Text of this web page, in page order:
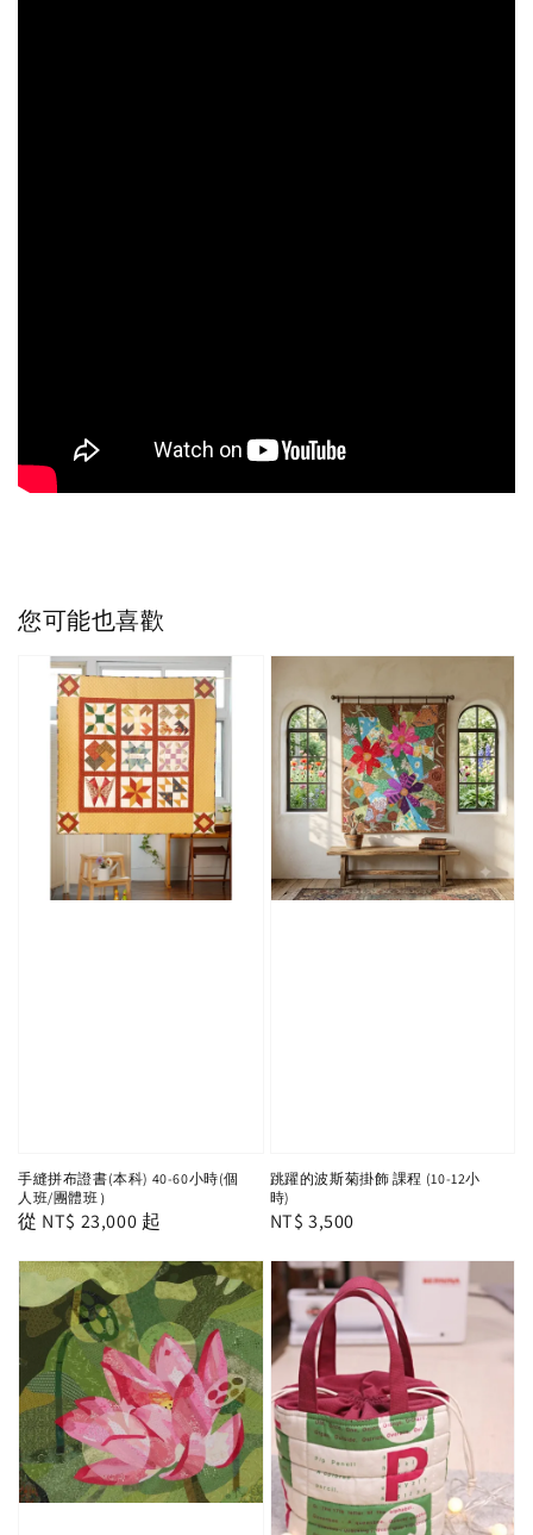
您可能也喜歡
手縫拼布證書(本科) 40-60小時(個
人班/團體班）
Regular
從 NT$ 23,000 起
跳躍的波斯菊掛飾 課程 (10-12小
時)
Regular
NT$ 3,500